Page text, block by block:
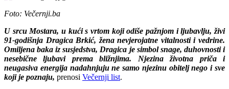
Foto: Večernji.ba
U srcu Mostara, u kući s vrtom koji odiše pažnjom i ljubavlju, živi
91-godišnja Dragica Brkić, žena nevjerojatne vitalnosti i vedrine.
Omiljena baka iz susjedstva, Dragica je simbol snage, duhovnosti i
nesebične ljubavi prema bližnjima. Njezina životna priča i
neugasiva energija nadahnjuju ne samo njezinu obitelj nego i sve
koji je poznaju, prenosi Večernji list.